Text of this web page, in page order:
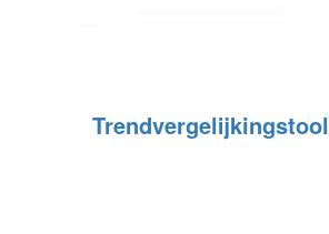
Trendvergelijkingstool